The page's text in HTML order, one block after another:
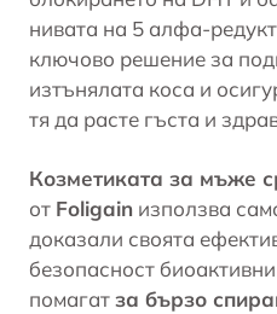
нивата на 5 алфа-
ключово решение за
изтънялата коса и
тя да расте гъста и
Козметиката за мъже
от Foligain използва
доказали своята
безопасност
помагатза бързо